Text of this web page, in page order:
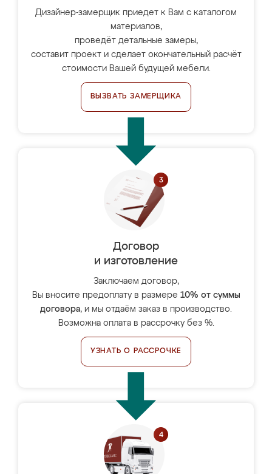
Дизайнер-замерщик приедет к Вам с каталогом
материалов,
проведёт детальные замеры,
составит проект и сделает окончательный расчёт
стоимости Вашей будущей мебели.
ВЫЗВАТЬ ЗАМЕРЩИКА
Договор
и изготовление
Заключаем договор,
Вы вносите предоплату в размере 10% от суммы
договора, и мы отдаём заказ в производство.
Возможна оплата в рассрочку без %.
УЗНАТЬ О РАССРОЧКЕ